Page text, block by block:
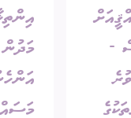
-
މަދުން